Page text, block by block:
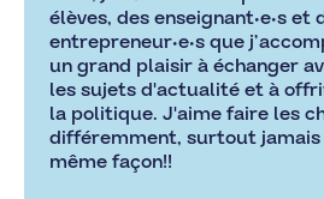
élèves, des enseignant•e•s et
entrepreneur•e•s que
un grand plaisir à échanger
les sujets d'actualité et à
la politique. J'aime faire les
différemment, surtout jamais
même façon!!